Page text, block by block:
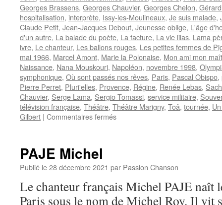
Georges Brassens, Georges Chauvier, Georges Chelon,
hospitalisation, interprète, Issy-les-Moulineaux, Je suis malade,
Claude Petit, Jean-Jacques Debout, Jeunesse oblige, L'âge
d'un autre, La balade du poète, La facture, La vie lilas, Lama
ivre, Le chanteur, Les ballons rouges, Les petites femmes de
mai 1966, Marcel Amont, Marie la Polonaise, Mon ami mon
Naissance, Nana Mouskouri, Napoléon, novembre 1998,
symphonique, Où sont passés nos rêves, Paris, Pascal Obispo,
Pierre Perret, Pluri'elles, Provence, Régine, Renée Lebas,
Chauvier, Serge Lama, Sergio Tomassi, service militaire,
télévision française, Théâtre, Théâtre Marigny, Toâ, tournée,
Gilbert | Commentaires ferméssur
PAJE Michel
Publié le28 décembre 2021 par Passion Chanson
Le chanteur français Michel PAJE naît
Paris sous le nom de Michel Roy. Il vit